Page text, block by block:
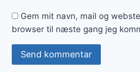
Gem mit navn, mail og
browser til næste gang jeg